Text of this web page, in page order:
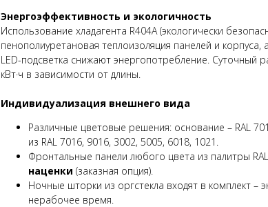
Энергоэффективность и экологичность
Использование хладагента R404A (экологически
пенополиуретановая теплоизоляция панелей и корпуса,
LED-подсветка снижают энергопотребление. Суточный
кВт·ч в зависимости от длины.
Индивидуализация внешнего вида
Различные цветовые решения: основание – RAL
из RAL 7016, 9016, 3002, 5005, 6018, 1021.
Фронтальные панели любого цвета из палитры
наценки (заказная опция).
Ночные шторки из оргстекла входят в комплект –
нерабочее время.